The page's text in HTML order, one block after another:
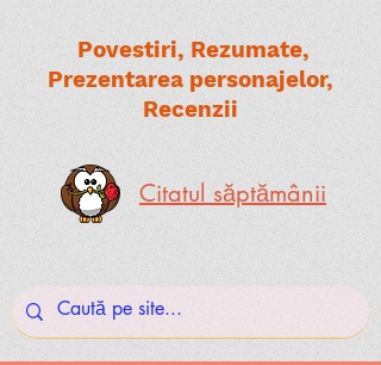
Povestiri, Rezumate,
Prezentarea personajelor,
Recenzii
Citatul săptămânii